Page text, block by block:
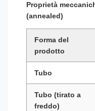
Proprietà
(annealed)
Forma del
prodotto
Tubo
Tubo (tirato a
freddo)